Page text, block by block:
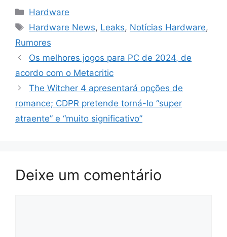
Categorias
Hardware
Tags
Hardware News, Leaks, Notícias Hardware,
Rumores
Os melhores jogos para PC de 2024, de
acordo com o Metacritic
The Witcher 4 apresentará opções de
romance; CDPR pretende torná-lo “super
atraente” e “muito significativo”
Deixe um comentário